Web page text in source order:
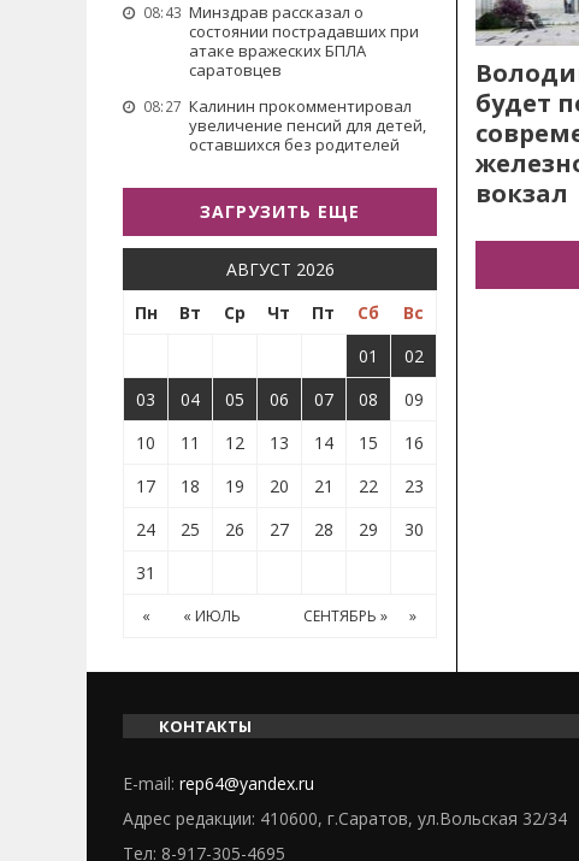
08:43 Минздрав рассказал о
состоянии пострадавших при
атаке вражеских БПЛА
саратовцев
08:27 Калинин прокомментировал
увеличение пенсий для детей,
оставшихся без родителей
ЗАГРУЗИТЬ ЕЩЕ
АВГУСТ 2026
Пн
Вт Ср Чт Пт Сб
Вс
01
02
03
04 05 06 07 08
09
10
11 12 13 14 15
16
17
18 19 20 21 22
23
24
25 26 27 28 29
30
31
« « ИЮЛЬ СЕНТЯБРЬ » »
будет
вокзал
КОНТАКТЫ
E-mail: rep64@yandex.ru
Адрес редакции: 410600, г.Саратов, ул.Вольская 32/34
Тел: 8-917-305-4695